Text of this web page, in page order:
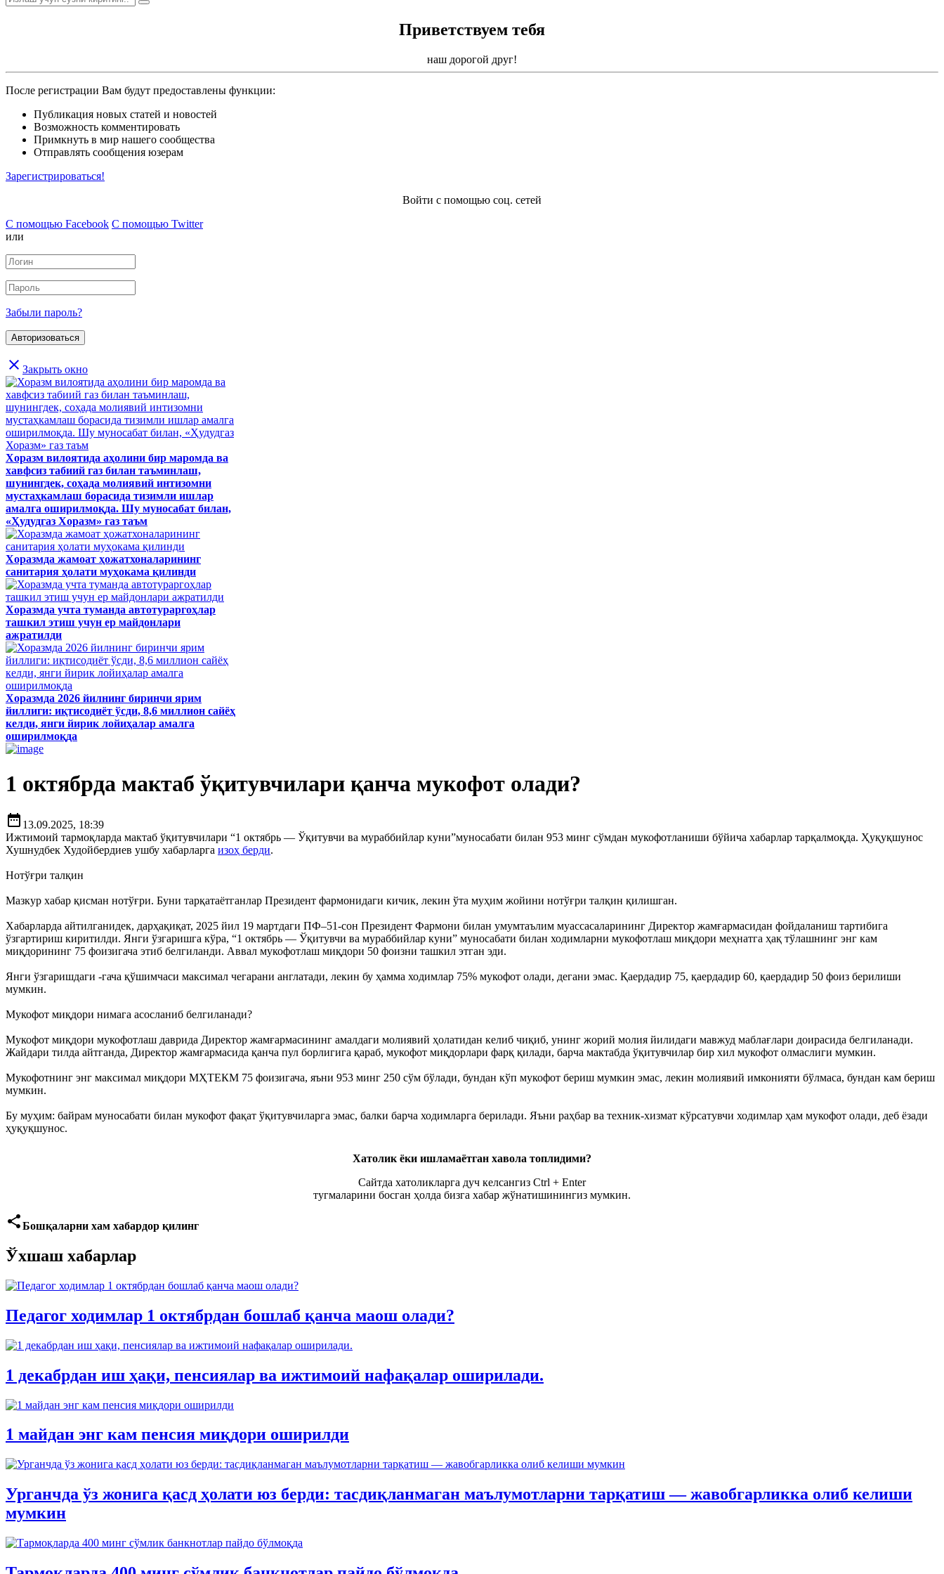
Приветствуем тебя
наш дорогой друг!
После регистрации Вам будут предоставлены функции:
Публикация новых статей и новостей
Возможность комментировать
Примкнуть в мир нашего сообщества
Отправлять сообщения юзерам
Зарегистрироваться!
Войти с помощью соц. сетей
С помощью Facebook С помощью Twitter
или
Забыли пароль?
close Закрыть окно
Хоразм вилоятида аҳолини бир маромда ва
хавфсиз табиий газ билан таъминлаш,
шунингдек, соҳада молиявий интизомни
мустаҳкамлаш борасида тизимли ишлар
амалга оширилмоқда. Шу муносабат билан,
«Ҳудудгаз Хоразм» газ таъм
Хоразмда жамоат ҳожатхоналарининг
санитария ҳолати муҳокама қилинди
Хоразмда учта туманда автотураргоҳлар
ташкил этиш учун ер майдонлари
ажратилди
Хоразмда 2026 йилнинг биринчи ярим
йиллиги: иқтисодиёт ўсди, 8,6 миллион сайёҳ
келди, янги йирик лойиҳалар амалга
оширилмоқда
1 октябрда мактаб ўқитувчилари қанча мукофот олади?
date_range 13.09.2025, 18:39
Ижтимоий тармоқларда мактаб ўқитувчилари “1 октябрь — Ўқитувчи ва мураббийлар куни”муносабати билан 953 минг сўмдан мукофотланиши бўйича хабарлар тарқалмоқда. Ҳуқуқшунос
Хушнудбек Худойбердиев ушбу хабарларга изоҳ берди.
Нотўғри талқин
Мазкур хабар қисман нотўғри. Буни тарқатаётганлар Президент фармонидаги кичик, лекин ўта муҳим жойини нотўғри талқин қилишган.
Хабарларда айтилганидек, дарҳақиқат, 2025 йил 19 мартдаги ПФ–51-сон Президент Фармони билан умумтаълим муассасаларининг Директор жамғармасидан фойдаланиш тартибига
ўзгартириш киритилди. Янги ўзгаришга кўра, “1 октябрь — Ўқитувчи ва мураббийлар куни” муносабати билан ходимларни мукофотлаш миқдори меҳнатга ҳақ тўлашнинг энг кам
миқдорининг 75 фоизигача этиб белгиланди. Аввал мукофотлаш миқдори 50 фоизни ташкил этган эди.
Янги ўзгаришдаги -гача қўшимчаси максимал чегарани англатади, лекин бу ҳамма ходимлар 75% мукофот олади, дегани эмас. Қаердадир 75, қаердадир 60, қаердадир 50 фоиз берилиши
мумкин.
Мукофот миқдори нимага асосланиб белгиланади?
Мукофот миқдори мукофотлаш даврида Директор жамғармасининг амалдаги молиявий ҳолатидан келиб чиқиб, унинг жорий молия йилидаги мавжуд маблағлари доирасида белгиланади.
Жайдари тилда айтганда, Директор жамғармасида қанча пул борлигига қараб, мукофот миқдорлари фарқ қилади, барча мактабда ўқитувчилар бир хил мукофот олмаслиги мумкин.
Мукофотнинг энг максимал миқдори МҲТЕКМ 75 фоизигача, яъни 953 минг 250 сўм бўлади, бундан кўп мукофот бериш мумкин эмас, лекин молиявий имконияти бўлмаса, бундан кам бериш
мумкин.
Бу муҳим: байрам муносабати билан мукофот фақат ўқитувчиларга эмас, балки барча ходимларга берилади. Яъни раҳбар ва техник-хизмат кўрсатувчи ходимлар ҳам мукофот олади, деб ёзади
ҳуқуқшунос.
Хатолик ёки ишламаётган хавола топлидими?
Сайтда хатоликларга дуч келсангиз Ctrl + Enter
тугмаларини босган ҳолда бизга хабар жўнатишинингиз мумкин.
shareБошқаларни хам хабардор қилинг
Ўхшаш хабарлар
Педагог ходимлар 1 октябрдан бошлаб қанча маош олади?
1 декабрдан иш ҳақи, пенсиялар ва ижтимоий нафақалар оширилади.
1 майдан энг кам пенсия миқдори оширилди
Урганчда ўз жонига қасд ҳолати юз берди: тасдиқланмаган маълумотларни тарқатиш — жавобгарликка олиб келиши
мумкин